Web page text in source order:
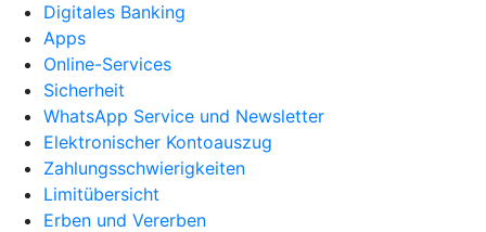
Digitales Banking
Apps
Online-Services
Sicherheit
WhatsApp Service und Newsletter
Elektronischer Kontoauszug
Zahlungsschwierigkeiten
Limitübersicht
Erben und Vererben